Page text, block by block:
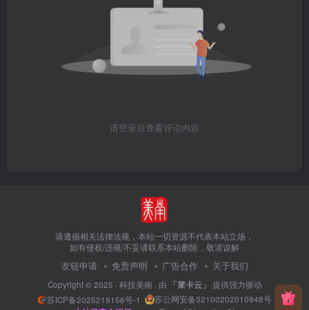
请登录后查看评论内容
请遵循相关法律法规，本站一切资源不代表本站立场，
如有侵权/违规/不妥请联系本站删除，敬请谅解
友链申请 免责声明 广告合作 关于我们
Copyright © 2025 · 科技美南 · 由 「莱卡云」 提供强力驱动
苏ICP备2025219156号-1
苏公网安备32100202010948号